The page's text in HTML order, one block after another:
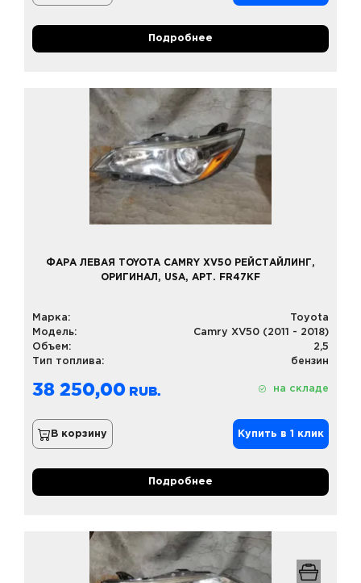
Подробнее
ФАРА ЛЕВАЯ TOYOTA CAMRY XV50 РЕЙСТАЙЛИНГ,
ОРИГИНАЛ, USA, АРТ. FR47KF
Марка:
Toyota
Модель:
Camry XV50 (2011 - 2018)
Объем:
2,5
Тип топлива:
бензин
38 250,00 на складе
В корзину Купить в 1 клик
Подробнее